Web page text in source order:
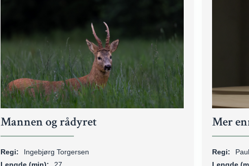
Mannen og rådyret
Regi:
Ingebjørg Torgersen
Mer
Regi: